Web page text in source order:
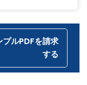
プルPDFを請求
する